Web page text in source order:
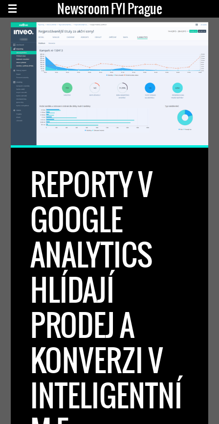
Newsroom FYI Prague
REPORTY V
GOOGLE
ANALYTICS
HLÍDAJÍ
PRODEJ A
KONVERZI V
INTELIGENTNÍ